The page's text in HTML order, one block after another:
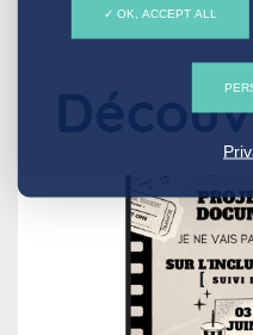
OK, ACCEPT ALL